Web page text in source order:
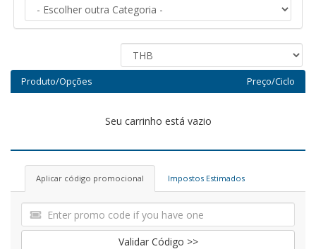
Produto/Opções Preço/Ciclo
Seu carrinho está vazio
Aplicar código promocional Impostos Estimados
Validar Código >>